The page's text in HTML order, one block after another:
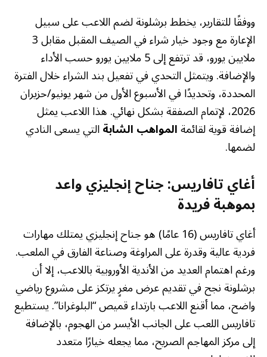
ووفقًا للتقارير، يخطط برشلونة لضم اللاعب على سبيل
الإعارة مع وجود خيار شراء في الصيف المقبل مقابل 3
ملايين يورو، قد ترتفع إلى 5 ملايين يورو حسب الأداء
والإضافة. ويتمثل التحدي في تفعيل بند الشراء خلال الفترة
المحددة، وتحديدًا في الأسبوع الأول من شهر يونيو/حزيران
2026، لإتمام الصفقة بشكل نهائي. هذا اللاعب يمثل
إضافة قوية لقائمةالمواهب الشابةالتي يسعى النادي
لضمها.
أغاي تافاريس: جناح إنجليزي واعد
بموهبة فريدة
أغاي تافاريس (16 عامًا) هو جناح إنجليزي يمتلك مهارات
فردية عالية وقدرة على المراوغة وصناعة الفارق في الملعب.
ورغم اهتمام العديد من الأندية الأوروبية باللاعب، إلا أن
برشلونة نجح في تقديم عرض مغرٍ يرتكز على مشروع رياضي
واضح، مما أقنع اللاعب بارتداء قميص “البلوغرانا”. يستطيع
تافاريس اللعب على الجانب الأيسر من الهجوم، بالإضافة
إلى مركز المهاجم الصريح، مما يجعله خيارًا متعدد